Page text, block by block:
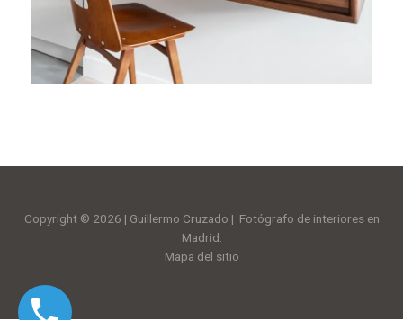
Copyright © 2026 | Guillermo Cruzado | Fotógrafo de interiores en
Madrid.
Mapa del sitio